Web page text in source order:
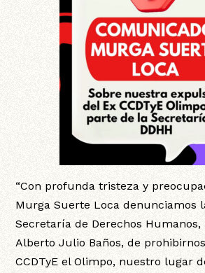
“Con profunda tristeza y
Murga Suerte Loca denunciamos
Secretaría de Derechos Humanos,
Alberto Julio Baños, de
CCDTyE el Olimpo, nuestro lugar